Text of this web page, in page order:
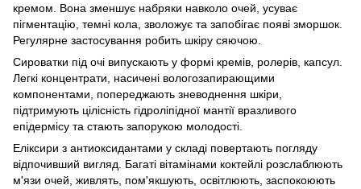
кремом. Вона зменшує набряки навколо очей, усуває
пігментацію, темні кола, зволожує та запобігає появі зморшок.
Регулярне застосування робить шкіру сяючою.
Сироватки під очі випускають у формі кремів, ролерів, капсул.
Легкі концентрати, насичені вологозапирающими
компонентами, попереджають зневоднення шкіри,
підтримують цілісність гідроліпідної мантії вразливого
епідермісу та стають запорукою молодості.
Еліксири з антиоксидантами у складі повертають погляду
відпочивший вигляд. Багаті вітамінами коктейлі розслаблюють
м'язи очей, живлять, пом'якшують, освітлюють, заспокоюють